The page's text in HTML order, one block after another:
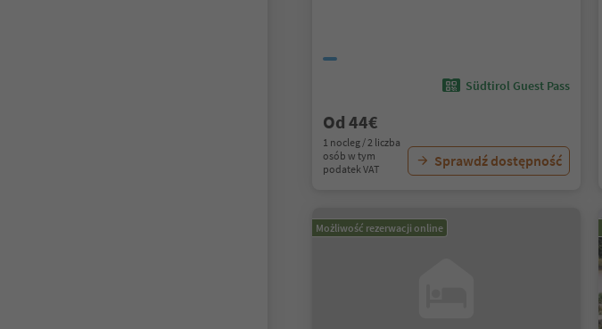
Südtirol Guest Pass
Od 44€
1 nocleg / 2 liczba
osób w tym
podatek VAT
Sprawdź dostępność
Możliwość rezerwacji online